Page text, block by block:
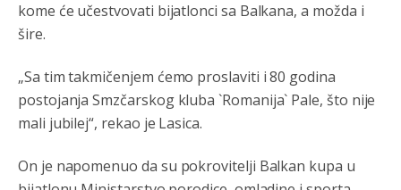
kome će učestvovati bijatlonci sa Balkana, a možda i
šire.
„Sa tim takmičenjem ćemo proslaviti i 80 godina
postojanja Smzčarskog kluba `Romanija` Pale, što nije
mali jubilej“, rekao je Lasica.
On je napomenuo da su pokrovitelji Balkan kupa u
Ako tamo već ne živite. Topla preporuka paljanskog
yбиће га Били као зеца
Анонимно2800426 јуче
Sto bogatiji-to skrtiji,sto tisi-to opasniji,sto pricivljiviji-to
gluplji,sto ljepsi-to razmazaniji,sto emotivniji-to